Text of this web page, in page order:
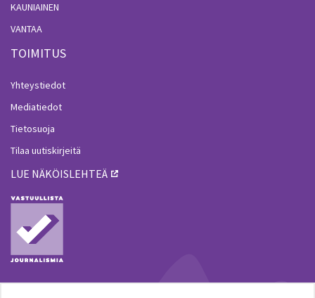
KAUNIAINEN
VANTAA
TOIMITUS
Yhteystiedot
Mediatiedot
Tietosuoja
Tilaa uutiskirjeitä
LUE NÄKÖISLEHTEÄ